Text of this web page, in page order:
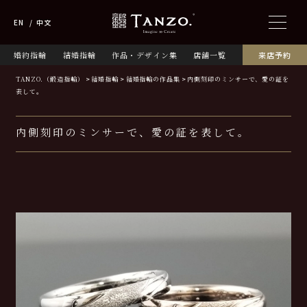
婚約指輪 結婚指輪 作品・デザイン集 店舗一覧 来店予約
EN 中文
TANZO.（鍛造指輪） 結婚指輪 結婚指輪の作品集
内側刻印のミンサーで、愛の証を
表して。
内側刻印のミンサーで、愛の証を表して。